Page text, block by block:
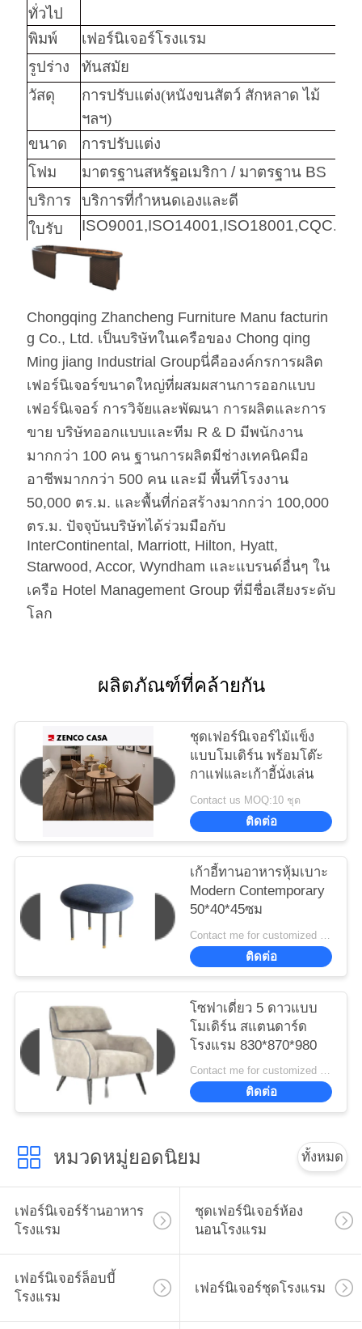
ทั่วไป
พิมพ์
เฟอร์นิเจอร์โรงแรม
รูปร่าง
ทันสมัย
วัสดุ
การปรับแต่ง(หนังขนสัตว์ สักหลาด ไม้
ฯลฯ)
ขนาด
การปรับแต่ง
โฟม
มาตรฐานสหรัฐอเมริกา / มาตรฐาน BS
บริการ
บริการที่กำหนดเองและดี
ใบรับ
รอง
ISO9001,ISO14001,ISO18001,CQC.
คำ
เฟอร์นิเจอร์ห้องนอนโรงแรมไม้สีอ่อน
ฮาร์แวร์
Hafele / Blum Archie และ Hettich
โฟม
โฟมความหนาแน่นสูง
ผ้า
ผ้า / หนัง Pu / หนังแท้ / หนังไมโคร
ไฟเบอร์ มาตรฐาน CA117 หรือ
BS5852 Standardire Resistant
เอสเอส
สแตนเลส #201 #304 #316 ขัดเงาหรือ
ผิวกระจก ไร้รอยนิ้วมือ
หินอ่อน Natural Engineered ระบุโดยลูกค้า
Chongqing Zhancheng Furniture Manu facturin
g Co., Ltd. เป็นบริษัทในเครือของ Chong qing
Ming jiang Industrial Groupนี่คือองค์กรการผลิต
เฟอร์นิเจอร์ขนาดใหญ่ที่ผสมผสานการออกแบบ
เฟอร์นิเจอร์ การวิจัยและพัฒนา การผลิตและการ
ขาย บริษัทออกแบบและทีม R & D มีพนักงาน
มากกว่า 100 คน ฐานการผลิตมีช่างเทคนิคมือ
อาชีพมากกว่า 500 คน และมี พื้นที่โรงงาน
50,000 ตร.ม. และพื้นที่ก่อสร้างมากกว่า 100,000
ตร.ม. ปัจจุบันบริษัทได้ร่วมมือกับ
InterContinental, Marriott, Hilton, Hyatt,
Starwood, Accor, Wyndham และแบรนด์อื่นๆ ใน
เครือ Hotel Management Group ที่มีชื่อเสียงระดับ
โลก
ผลิตภัณฑ์ที่คล้ายกัน
ชุดเฟอร์นิเจอร์ไม้แข็ง
แบบโมเดิร์น พร้อมโต๊ะ
กาแฟและเก้าอี้นั่งเล่น
Contact us MOQ:10 ชุด
ติดต่อ
เก้าอี้ทานอาหารหุ้มเบาะ
Modern Contemporary
50*40*45ซม
Contact me for customized MOQ:10
ติดต่อ
โซฟาเดี่ยว 5 ดาวแบบ
โมเดิร์น สแตนดาร์ด
โรงแรม 830*870*980
Contact me for customized MOQ:10
ติดต่อ
หมวดหมู่ยอดนิยม ทั้งหมด
เฟอร์นิเจอร์ร้านอาหาร
โรงแรม
ชุดเฟอร์นิเจอร์ห้อง
นอนโรงแรม
เฟอร์นิเจอร์ล็อบบี้
โรงแรม
เฟอร์นิเจอร์ชุดโรงแรม